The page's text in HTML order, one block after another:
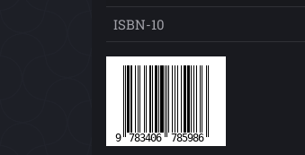
ISBN-10